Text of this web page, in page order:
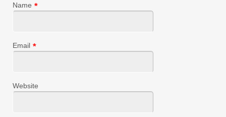
Name *
Email *
Website